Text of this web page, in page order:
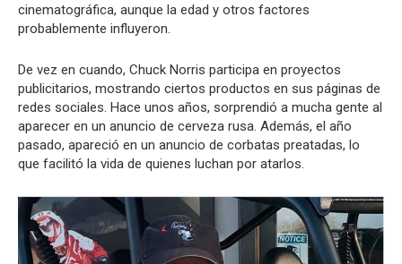
cinematográfica, aunque la edad y otros factores
probablemente influyeron.
De vez en cuando, Chuck Norris participa en proyectos
publicitarios, mostrando ciertos productos en sus páginas de
redes sociales. Hace unos años, sorprendió a mucha gente al
aparecer en un anuncio de cerveza rusa. Además, el año
pasado, apareció en un anuncio de corbatas preatadas, lo
que facilitó la vida de quienes luchan por atarlos.